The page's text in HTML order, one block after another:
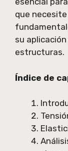
que
su
estructuras.
Índice de